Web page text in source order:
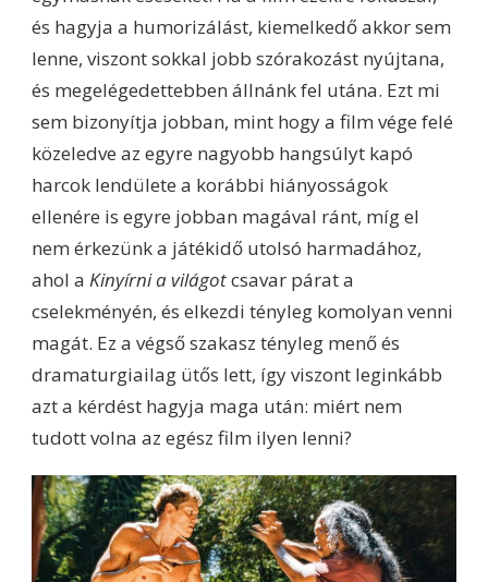
és hagyja a humorizálást, kiemelkedő akkor sem
lenne, viszont sokkal jobb szórakozást nyújtana,
és megelégedettebben állnánk fel utána. Ezt mi
sem bizonyítja jobban, mint hogy a film vége felé
közeledve az egyre nagyobb hangsúlyt kapó
harcok lendülete a korábbi hiányosságok
ellenére is egyre jobban magával ránt, míg el
nem érkezünk a játékidő utolsó harmadához,
ahol a Kinyírni a világotcsavar párat a
cselekményén, és elkezdi tényleg komolyan venni
magát. Ez a végső szakasz tényleg menő és
dramaturgiailag ütős lett, így viszont leginkább
azt a kérdést hagyja maga után: miért nem
tudott volna az egész film ilyen lenni?